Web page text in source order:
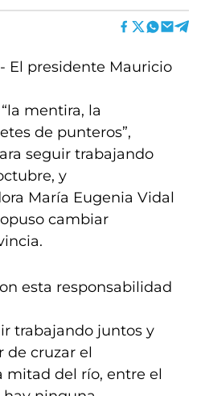
El presidente Mauricio
mentira, la
de punteros”,
seguir trabajando
y
María Eugenia Vidal
cambiar
esta responsabilidad
trabajando juntos y
de cruzar el
mitad del río, entre el